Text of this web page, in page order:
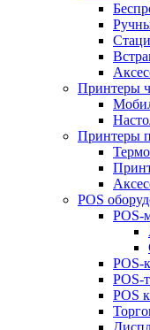
Принтеры
Принтеры
POS
POS-
POS-
POS-
POS